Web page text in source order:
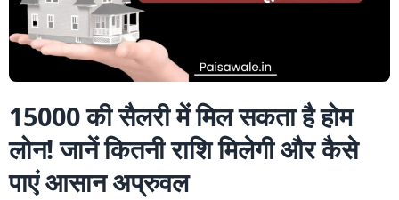
15000 की सैलरी में मिल सकता है होम
लोन! जानें कितनी राशि मिलेगी और कैसे
पाएं आसान अप्रुवल